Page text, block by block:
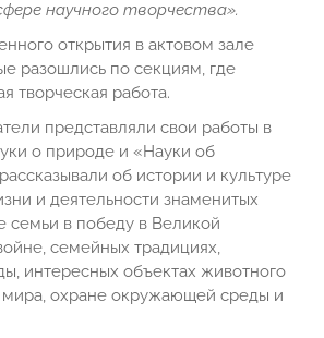
научного творчества».
открытия в актовом зале
разошлись по секциям, где
творческая работа.
представляли свои работы в
о природе и «Науки об
об истории и культуре
и деятельности знаменитых
семьи в победу в Великой
семейных традициях,
интересных объектах животного
мира, охране окружающей среды и